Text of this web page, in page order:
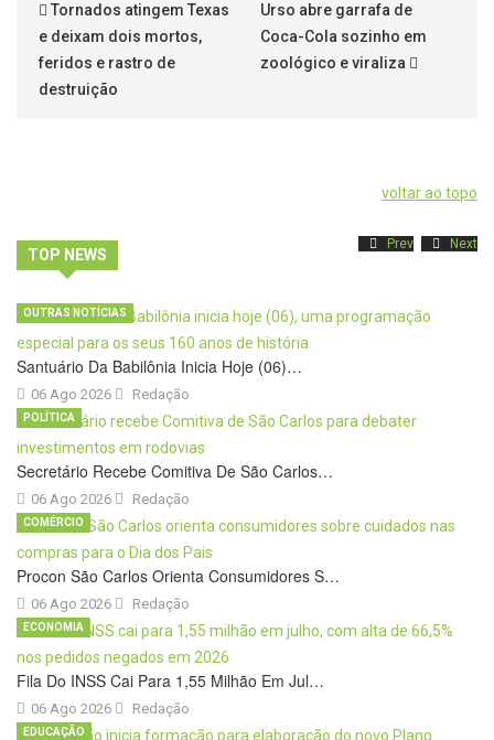
Tornados atingem Texas
e deixam dois mortos,
feridos e rastro de
destruição
Urso abre garrafa de
Coca-Cola sozinho em
zoológico e viraliza
voltar ao topo
TOP NEWS
Prev Next
Santuário Da Babilônia Inicia Hoje (06)…
06 Ago 2026
OUTRAS NOTÍCIAS
Redação
Secretário Recebe Comitiva De São Carlos…
06 Ago 2026
POLÍTICA
Redação
Procon São Carlos Orienta Consumidores S…
06 Ago 2026
COMÉRCIO
Redação
Fila Do INSS Cai Para 1,55 Milhão Em Jul…
06 Ago 2026
ECONOMIA
Redação
EDUCAÇÃO